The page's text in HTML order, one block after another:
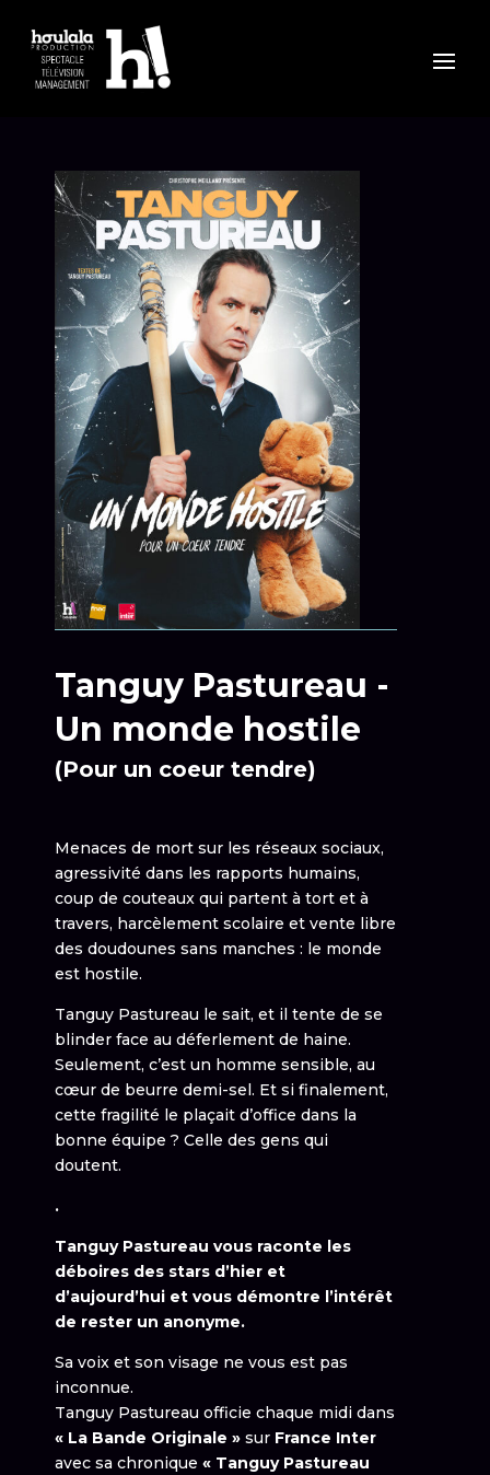
Tanguy Pastureau -
Un monde hostile
(Pour un coeur tendre)
Menaces de mort sur les réseaux sociaux,
agressivité dans les rapports humains,
coup de couteaux qui partent à tort et à
travers, harcèlement scolaire et vente libre
des doudounes sans manches : le monde
est hostile.
Tanguy Pastureau le sait, et il tente de se
blinder face au déferlement de haine.
Seulement, c’est un homme sensible, au
cœur de beurre demi-sel. Et si finalement,
cette fragilité le plaçait d’office dans la
bonne équipe ? Celle des gens qui
doutent.
.
Tanguy Pastureau vous raconte les
déboires des stars d’hier et
d’aujourd’hui et vous démontre l’intérêt
de rester un anonyme.
Sa voix et son visage ne vous est pas
inconnue.
Tanguy Pastureau officie chaque midi dans
« La Bande Originale » sur France Inter
avec sa chronique « Tanguy Pastureau